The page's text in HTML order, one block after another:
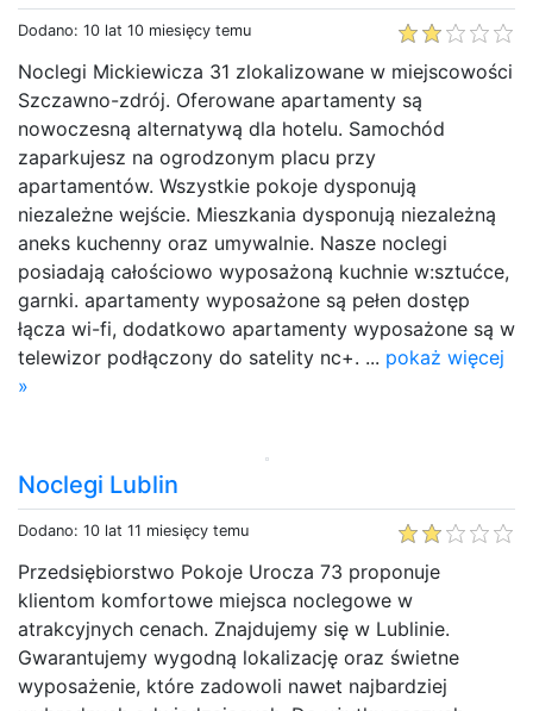
Dodano: 10 lat 10 miesięcy temu
Noclegi Mickiewicza 31 zlokalizowane w miejscowości
Szczawno-zdrój. Oferowane apartamenty są
nowoczesną alternatywą dla hotelu. Samochód
zaparkujesz na ogrodzonym placu przy
apartamentów. Wszystkie pokoje dysponują
niezależne wejście. Mieszkania dysponują niezależną
aneks kuchenny oraz umywalnie. Nasze noclegi
posiadają całościowo wyposażoną kuchnie w:sztućce,
garnki. apartamenty wyposażone są pełen dostęp
łącza wi-fi, dodatkowo apartamenty wyposażone są w
telewizor podłączony do satelity nc+. ... pokaż więcej
»
Noclegi Lublin
Dodano: 10 lat 11 miesięcy temu
Przedsiębiorstwo Pokoje Urocza 73 proponuje
klientom komfortowe miejsca noclegowe w
atrakcyjnych cenach. Znajdujemy się w Lublinie.
Gwarantujemy wygodną lokalizację oraz świetne
wyposażenie, które zadowoli nawet najbardziej